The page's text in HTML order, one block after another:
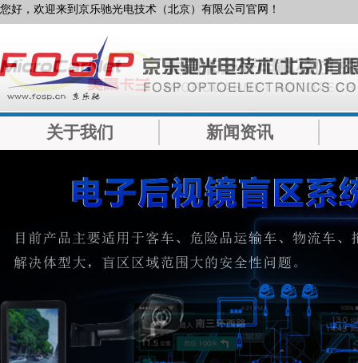
您好，欢迎来到京乐驰光电技术（北京）有限公司官网！
关于我们 新闻资讯